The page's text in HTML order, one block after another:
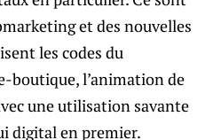
et des nouvelles
les codes du
boutique, l’animation de
une utilisation savante
digital en premier.